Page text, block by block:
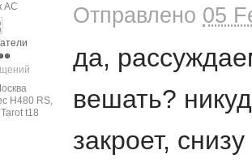
АС
H480 RS,
t18
Отправлено 05
да,
вешать?
закроет,